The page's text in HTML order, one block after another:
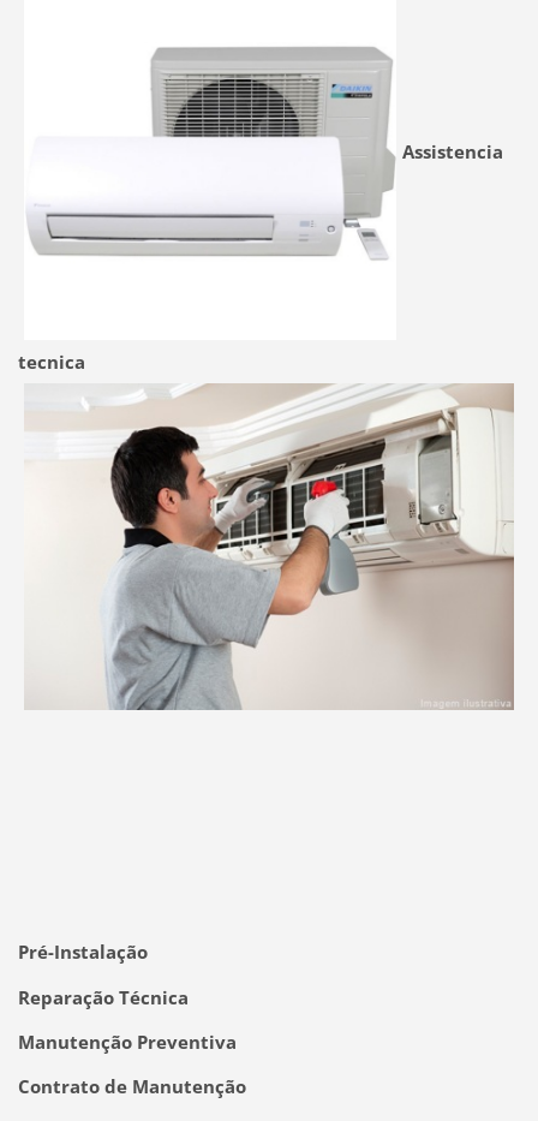
Assistencia
tecnica
Pré-Instalação
Reparação Técnica
Manutenção Preventiva
Contrato de Manutenção